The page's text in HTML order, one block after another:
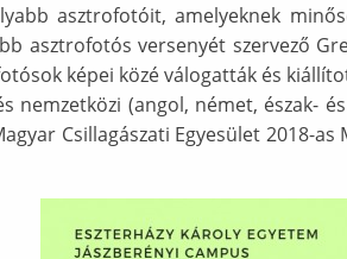
asztrofotóit, amelyeknek
asztrofotós versenyét szervező
képei közé válogatták és
nemzetközi (angol, német, észak-
Csillagászati Egyesület 2018-